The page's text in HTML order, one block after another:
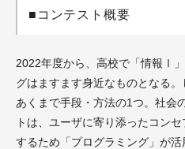
■コンテスト概要
2022年度から、高校で「情報Ⅰ
グはますます身近なものとなる
あくまで手段・方法の1つ。社会
トは、ユーザに寄り添ったコン
するため「プログラミング」が